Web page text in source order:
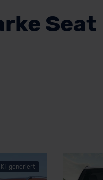
Seat
KI-generiert